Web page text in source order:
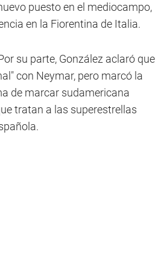
puesto en el mediocampo,
en la Fiorentina de Italia.
su parte, González aclaró que
con Neymar, pero marcó la
de marcar sudamericana
tratan a las superestrellas